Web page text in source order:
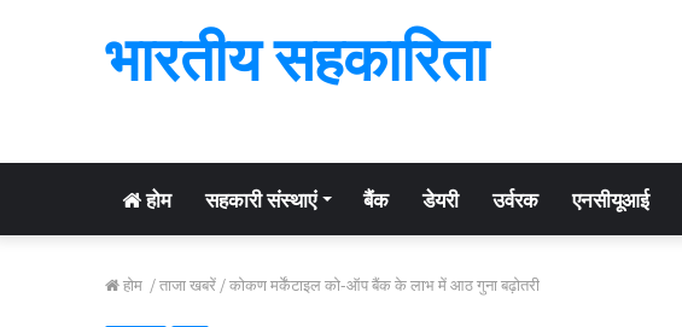
भारतीय सहकारिता
होम सहकारी संस्थाएं बैंक डेयरी उर्वरक एनसीयूआई
होम /ताजा खबरें /कोकण मर्केंटाइल को-ऑप बैंक के लाभ में आठ गुना बढ़ोतरी